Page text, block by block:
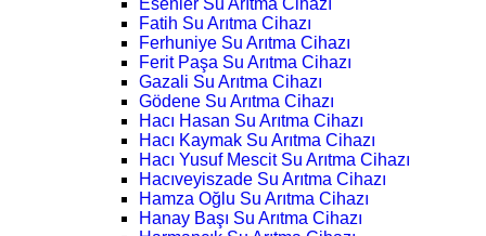
Esenler Su Arıtma Cihazı
Fatih Su Arıtma Cihazı
Ferhuniye Su Arıtma Cihazı
Ferit Paşa Su Arıtma Cihazı
Gazali Su Arıtma Cihazı
Gödene Su Arıtma Cihazı
Hacı Hasan Su Arıtma Cihazı
Hacı Kaymak Su Arıtma Cihazı
Hacı Yusuf Mescit Su Arıtma Cihazı
Hacıveyiszade Su Arıtma Cihazı
Hamza Oğlu Su Arıtma Cihazı
Hanay Başı Su Arıtma Cihazı